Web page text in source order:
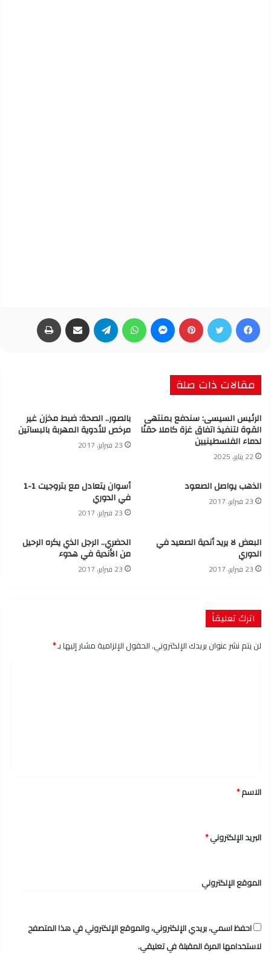
فيسبوك تويتر بينتيريست ماسنجر واتساب تيلقرام مشاركة عبر البريد
مقالات ذات صلة
الرئيس السيسى: سندفع بمنتهى
القوة لتنفيذ اتفاق غزة كاملا حقنًا
لدماء الفلسطينيين
22 يناير، 2025
بالصور.. الصحة: ضبط مخزن غير
مرخص للأدوية المهربة بالبساتين
23 فبراير، 2017
الذهب يواصل الصعود
23 فبراير، 2017
أسوان يتعادل مع بتروجيت 1-1
في الدوري
23 فبراير، 2017
البعض لا يريد أندية الصعيد في
الدوري
23 فبراير، 2017
الحضري.. الرجل الذي يكره الرحيل
من الأندية في هدوء
23 فبراير، 2017
اترك تعليقاً
لن يتم نشر عنوان بريدك الإلكتروني.الحقول الإلزامية مشار إليها بـ*
*
الاسم*
البريد الإلكتروني*
الموقع الإلكتروني
احفظ اسمي، بريدي الإلكتروني، والموقع الإلكتروني في هذا المتصفح
لاستخدامها المرة المقبلة في تعليقي.